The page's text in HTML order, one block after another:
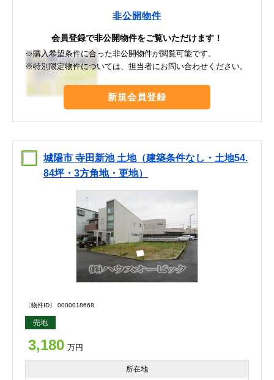
非公開物件
会員登録で非公開物件をご覧いただけます！
※購入希望条件に合った非公開物件が閲覧可能です。
※特別限定物件については、担当者にお問い合わせください。
新規会員登録
城陽市 寺田新池 土地（建築条件なし・土地54.
84坪・3方角地・更地）
〔物件ID〕 0000018668
売地
3,180 万円
所在地